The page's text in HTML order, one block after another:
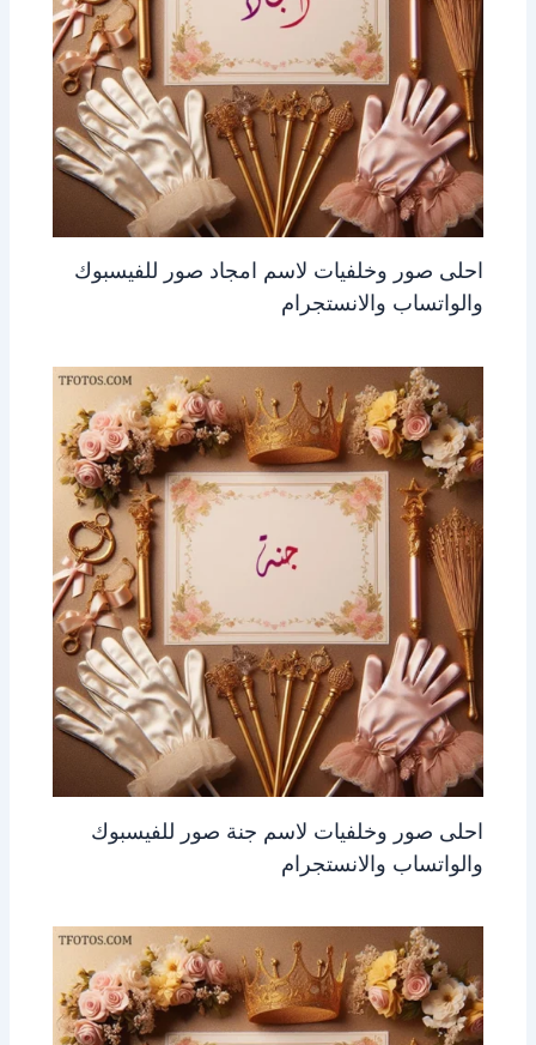
احلى صور وخلفيات لاسم امجاد صور للفيسبوك
والواتساب والانستجرام
احلى صور وخلفيات لاسم جنة صور للفيسبوك
والواتساب والانستجرام